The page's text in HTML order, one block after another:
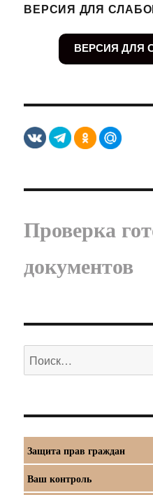
ВЕРСИЯ ДЛЯ
ВЕРСИЯ ДЛЯ
Проверка
документов
Искать:
Защита прав граждан
Ваш контроль